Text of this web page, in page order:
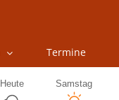
Termine